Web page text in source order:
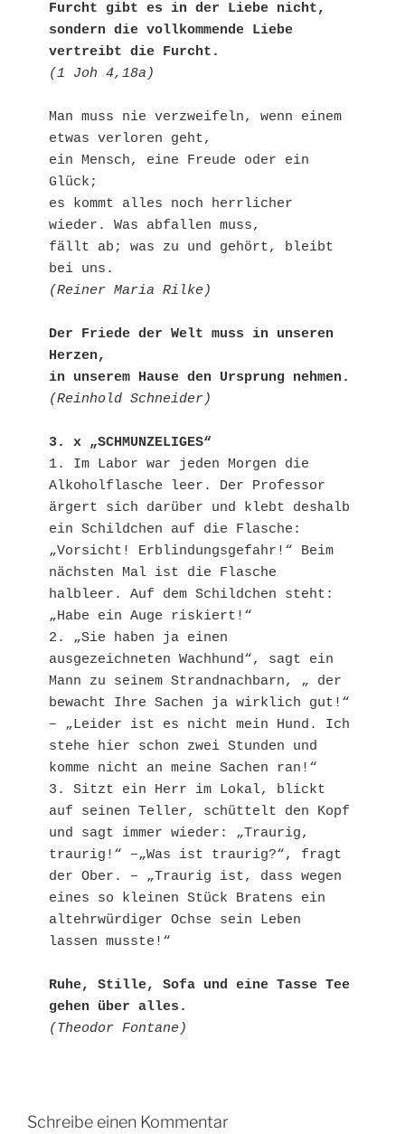
Furcht gibt es in der Liebe nicht,
sondern die vollkommende Liebe
vertreibt die Furcht.
(1 Joh 4,18a)
Man muss nie verzweifeln, wenn einem
etwas verloren geht,
ein Mensch, eine Freude oder ein
Glück;
es kommt alles noch herrlicher
wieder. Was abfallen muss,
fällt ab; was zu und gehört, bleibt
(Reiner Maria Rilke)
Der Friede der Welt muss in unseren
Herzen,
in unserem Hause den Ursprung nehmen.
(Reinhold Schneider)
3. x „SCHMUNZELIGES“
1. Im Labor war jeden Morgen die
Alkoholflasche leer. Der Professor
ärgert sich darüber und klebt deshalb
ein Schildchen auf die Flasche:
„Vorsicht! Erblindungsgefahr!“ Beim
nächsten Mal ist die Flasche
halbleer. Auf dem Schildchen steht:
„Habe ein Auge riskiert!“
2. „Sie haben ja einen
ausgezeichneten Wachhund“, sagt ein
Mann zu seinem Strandnachbarn, „ der
bewacht Ihre Sachen ja wirklich gut!“
– „Leider ist es nicht mein Hund. Ich
stehe hier schon zwei Stunden und
komme nicht an meine Sachen ran!“
3. Sitzt ein Herr im Lokal, blickt
auf seinen Teller, schüttelt den Kopf
und sagt immer wieder: „Traurig,
traurig!“ –„Was ist traurig?“, fragt
der Ober. – „Traurig ist, dass wegen
eines so kleinen Stück Bratens ein
altehrwürdiger Ochse sein Leben
lassen musste!“
Ruhe, Stille, Sofa und eine Tasse Tee
gehen über alles.
(Theodor Fontane)
Schreibe einen Kommentar